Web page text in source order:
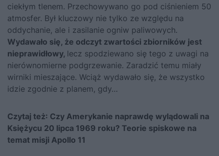
ciekłym tlenem. Przechowywano go pod ciśnieniem 50
atmosfer. Był kluczowy nie tylko ze względu na
oddychanie, ale i zasilanie ogniw paliwowych.
Wydawało się, że odczyt zwartości zbiorników jest
nieprawidłowy, lecz spodziewano się tego z uwagi na
nierównomierne podgrzewanie. Zaradzić temu miały
wirniki mieszające. Wciąż wydawało się, że wszystko
idzie zgodnie z planem, gdy…
Czytaj też: Czy Amerykanie naprawdę wylądowali na
Księżycu 20 lipca 1969 roku? Teorie spiskowe na
temat misji Apollo 11